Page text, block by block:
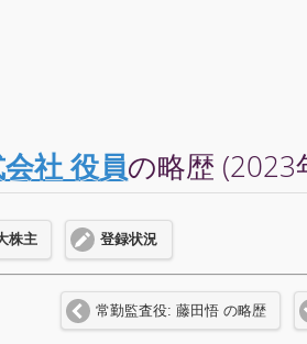
社 役員の略歴 (2023
株主 登録状況
常勤監査役: 藤田悟 の略歴